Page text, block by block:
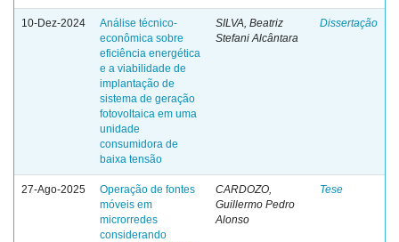
10-Dez-2024
Análise técnico-
econômica sobre
eficiência energética
e a viabilidade de
implantação de
sistema de geração
fotovoltaica em uma
unidade
consumidora de
baixa tensão
SILVA, Beatriz
Stefani Alcântara
Dissertação
27-Ago-2025
Operação de fontes
móveis em
microrredes
considerando
CARDOZO,
Guillermo Pedro
Alonso
Tese